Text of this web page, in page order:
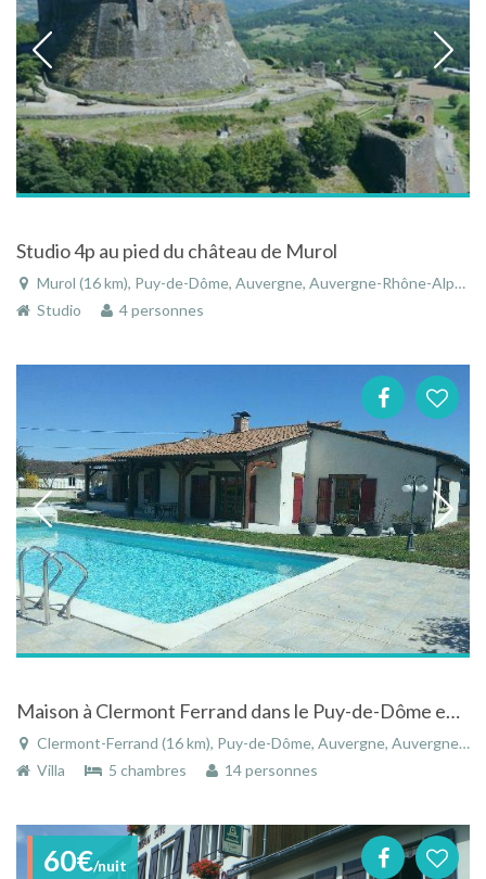
Studio 4p au pied du château de Murol
Murol (16 km), Puy-de-Dôme, Auvergne, Auvergne-Rhône-Alpes, France
Studio
4 personnes
Maison à Clermont Ferrand dans le Puy-de-Dôme en Auvergne avec une piscine chauffée
Clermont-Ferrand (16 km), Puy-de-Dôme, Auvergne, Auvergne-Rhône-Alpes, France
Villa
5 chambres 14 personnes
60€/nuit